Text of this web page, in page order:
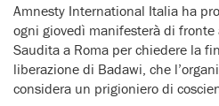
Amnesty International Italia ha
ogni giovedì manifesterà di fronte
Saudita a Roma per chiedere la
liberazione di Badawi, che
considera un prigioniero di